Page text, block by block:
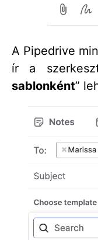
A Pipedrive
ír a
sablonként”